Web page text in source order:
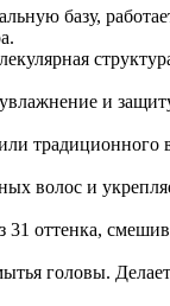
базу,
увлажнение и
традиционного
волос и
31 оттенка,
головы.